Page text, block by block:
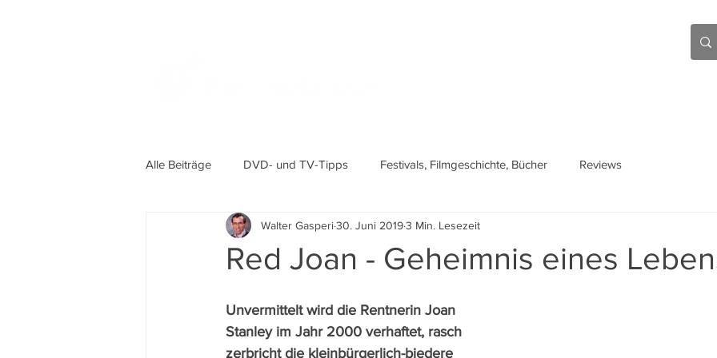
Alle Beiträge DVD- und TV-Tipps Festivals, Filmgeschichte, Bücher Reviews
Red Joan - Geheimnis eines
Walter Gasperi30. Juni 20193 Min. Lesezeit
Unvermittelt wird die Rentnerin Joan
Stanley im Jahr 2000 verhaftet, rasch
zerbricht die kleinbürgerlich-biedere